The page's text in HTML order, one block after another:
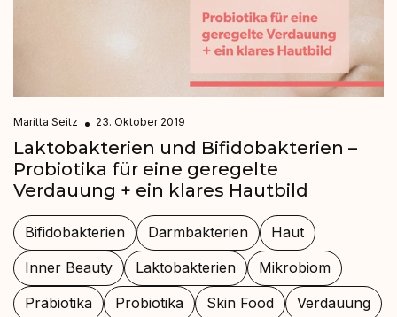
Maritta Seitz 23. Oktober 2019
Laktobakterien und Bifidobakterien –
Probiotika für eine geregelte
Verdauung + ein klares Hautbild
Bifidobakterien Darmbakterien
Haut
Inner Beauty
Laktobakterien
Mikrobiom
Präbiotika
Probiotika Skin Food Verdauung